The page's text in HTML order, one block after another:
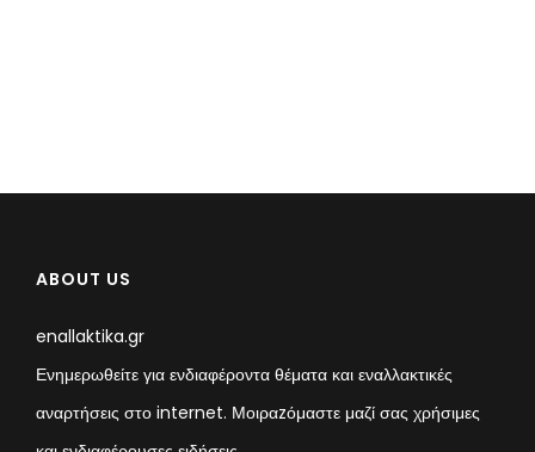
ABOUT US
enallaktika.gr
Ενημερωθείτε για ενδιαφέροντα θέματα και εναλλακτικές
αναρτήσεις στο internet. Μοιραzόμαστε μαζί σας χρήσιμες